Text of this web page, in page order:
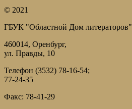
© 2021
ГБУК "Областной Дом литераторов"
460014, Оренбург,
ул. Правды, 10
Телефон (3532) 78-16-54;
77-24-35
Факс: 78-41-29